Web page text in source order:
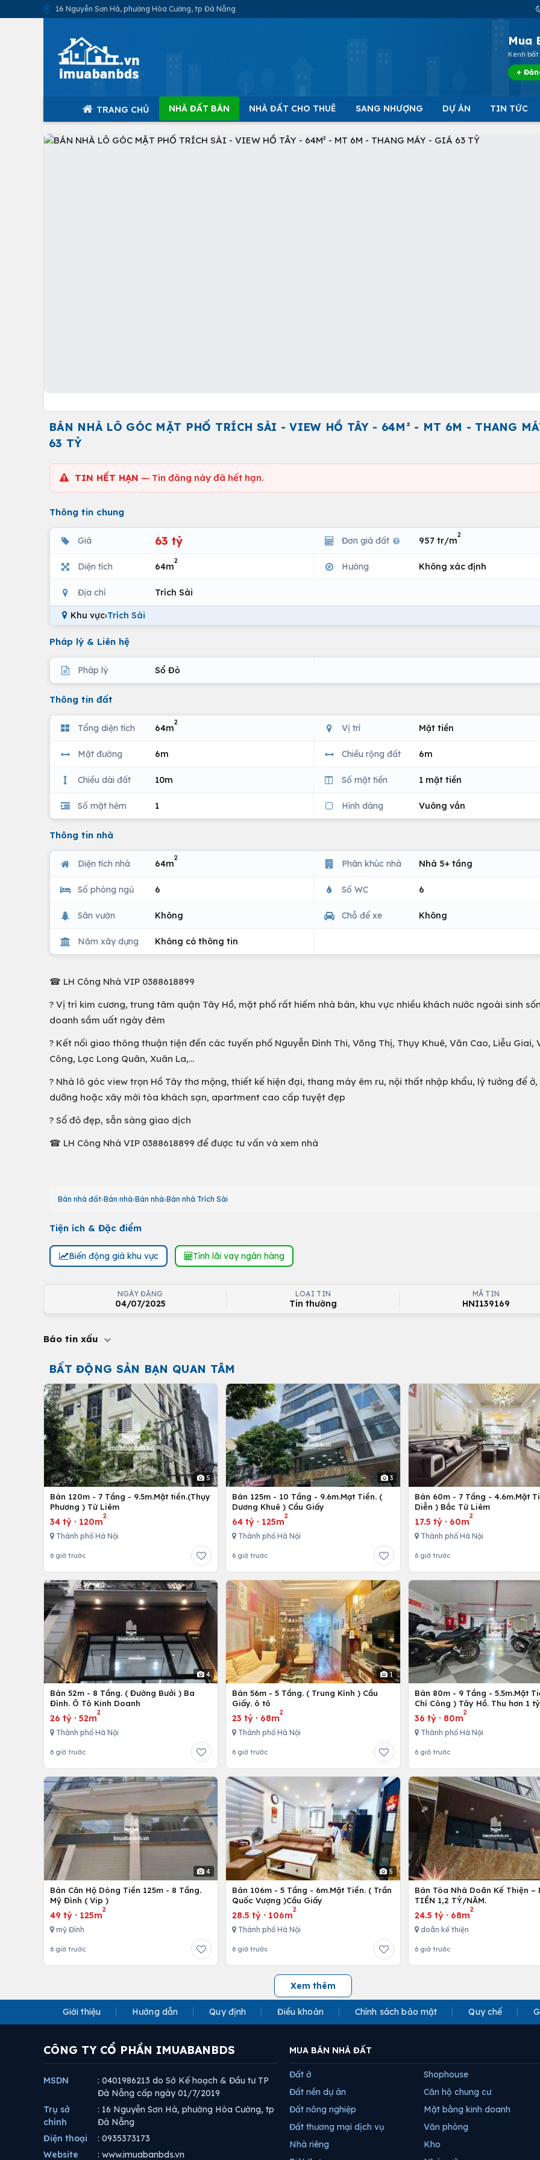
16 Nguyễn Sơn Hà, phường Hòa Cường, tp Đà Nẵng
Mua
Kênh
+
TRANG CHỦ NHÀ ĐẤT BÁN NHÀ ĐẤT CHO THUÊ SANG NHƯỢNG DỰ ÁN TIN TỨC
BÁN NHÀ LÔ GÓC MẶT PHỐ TRÍCH SÀI - VIEW HỒ TÂY - 64M² - MT 6M - THANG
63 TỶ
TIN HẾT HẠN — Tin đăng này đã hết hạn.
Thông tin chung
Giá 63 tỷ Đơn giá đất 957 tr/m
2
Diện tích 64m
2
Hướng Không xác định
Địa chỉ Trích Sài
Khu vực›Trích Sài
Pháp lý & Liên hệ
Pháp lý Sổ Đỏ
Thông tin đất
Tổng diện tích 64m
2
Vị trí Mặt tiền
Mặt đường 6m Chiều rộng đất 6m
Chiều dài đất 10m Số mặt tiền 1 mặt tiền
Số mặt hẻm 1 Hình dáng Vuông vắn
Thông tin nhà
Diện tích nhà 64m
2
Phân khúc nhà Nhà 5+ tầng
Số phòng ngủ 6 Số WC 6
Sân vườn Không Chỗ để xe Không
Năm xây dựng Không có thông tin
☎ LH Công Nhà VIP 0388618899
? Vị trí kim cương, trung tâm quận Tây Hồ, mặt phố rất hiếm nhà bán, khu vực nhiều khách nước ngoài sinh
doanh sầm uất ngày đêm
? Kết nối giao thông thuận tiện đến các tuyến phố Nguyễn Đình Thi, Võng Thị, Thụy Khuê, Văn Cao, Liễu Giai,
Công, Lạc Long Quân, Xuân La,...
? Nhà lô góc view trọn Hồ Tây thơ mộng, thiết kế hiện đại, thang máy êm ru, nội thất nhập khẩu, lý tưởng để ở,
dưỡng hoặc xây mới tòa khách sạn, apartment cao cấp tuyệt đẹp
? Sổ đỏ đẹp, sẵn sàng giao dịch
☎ LH Công Nhà VIP 0388618899 để được tư vấn và xem nhà
Bán nhà đất Bán nhà Bán nhà Bán nhà Trích Sài
Tiện ích & Đặc điểm
Biến động giá khu vực Tính lãi vay ngân hàng
NGÀY ĐĂNG
04/07/2025
LOẠI TIN
Tin thường
MÃ TIN
HNI139169
Báo tin xấu
BẤT ĐỘNG SẢN BẠN QUAN TÂM
5
Bán 120m - 7 Tầng - 9.5m.Mặt tiền.(Thụy
Phương ) Từ Liêm
34 tỷ · 120m
2
Thành phố Hà Nội
6 giờ trước
3
Bán 125m - 10 Tầng - 9.6m.Mạt Tiền. (
Dương Khuê ) Cầu Giấy
64 tỷ · 125m
2
Thành phố Hà Nội
6 giờ trước
Bán 60m - 7 Tầng - 4.6m.Mặt
Diễn ) Bắc Từ Liêm
17.5 tỷ· 60m
2
Thành phố Hà Nội
6 giờ trước
4
Bán 52m - 8 Tầng. ( Đường Bưởi ) Ba
Đình. Ô Tô Kinh Doanh
26 tỷ · 52m
2
Thành phố Hà Nội
6 giờ trước
1
Bán 56m - 5 Tầng. ( Trung Kính ) Cầu
Giấy. ô tô
23 tỷ · 68m
2
Thành phố Hà Nội
6 giờ trước
Bán 80m - 9 Tầng - 5.5m.Mặt
Chí Công ) Tây Hồ. Thu hơn 1
36 tỷ· 80m
2
Thành phố Hà Nội
6 giờ trước
4
Bán Căn Hộ Dòng Tiền 125m - 8 Tầng.
Mỹ Đình ( Vip )
49 tỷ · 125m
2
mỹ Đình
6 giờ trước
5
Bán 106m - 5 Tầng - 6m.Mặt Tiền. ( Trần
Quốc Vượng )Cầu Giấy
28.5 tỷ · 106m
2
Thành phố Hà Nội
6 giờ trước
Bán Tòa Nhà Doãn Kế Thiện –
TIỀN 1,2 TỶ/NĂM.
24.5 tỷ· 68m
2
doãn kế thiện
6 giờ trước
Xem thêm
Giới thiệu Hướng dẫn Quy định Điều khoản Chính sách bảo mật Quy chế
CÔNG TY CỔ PHẦN IMUABANBDS
MSDN
: 0401986213 do Sở Kế hoạch & Đầu tư TP
Đà Nẵng cấp ngày 01/7/2019
Trụ sở
chính
: 16 Nguyễn Sơn Hà, phường Hòa Cường, tp
Đà Nẵng
Điện thoại
: 0935373173
Website
: www.imuabanbds.vn
MUA BÁN NHÀ ĐẤT
Đất ở
Đất nền dự án
Đất nông nghiệp
Đất thương mại dịch vụ
Nhà riêng
Shophouse
Căn hộ chung cư
Mặt bằng kinh doanh
Văn phòng
Kho